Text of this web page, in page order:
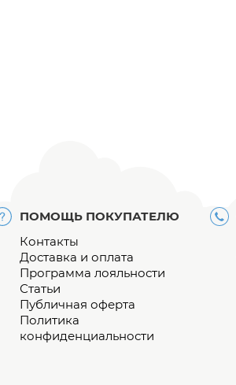
ПОМОЩЬ ПОКУПАТЕЛЮ
Контакты
Доставка и оплата
Программа лояльности
Статьи
Публичная оферта
Политика
конфиденциальности